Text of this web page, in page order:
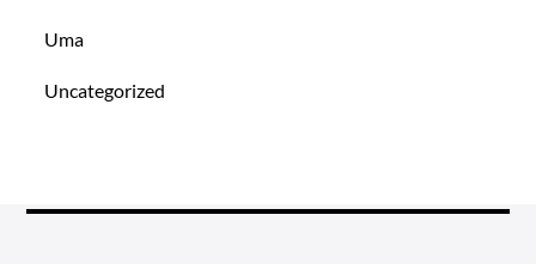
Uma
Uncategorized